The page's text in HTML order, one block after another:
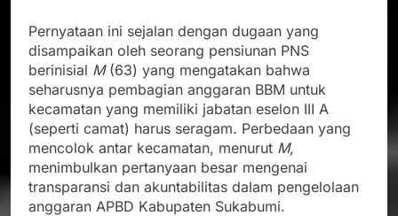
Pernyataan ini sejalan dengan dugaan yang
disampaikan oleh seorang pensiunan PNS
berinisial M(63) yang mengatakan bahwa
seharusnya pembagian anggaran BBM untuk
kecamatan yang memiliki jabatan eselon III A
(seperti camat) harus seragam. Perbedaan yang
mencolok antar kecamatan, menurut M,
menimbulkan pertanyaan besar mengenai
transparansi dan akuntabilitas dalam pengelolaan
anggaran APBD Kabupaten Sukabumi.